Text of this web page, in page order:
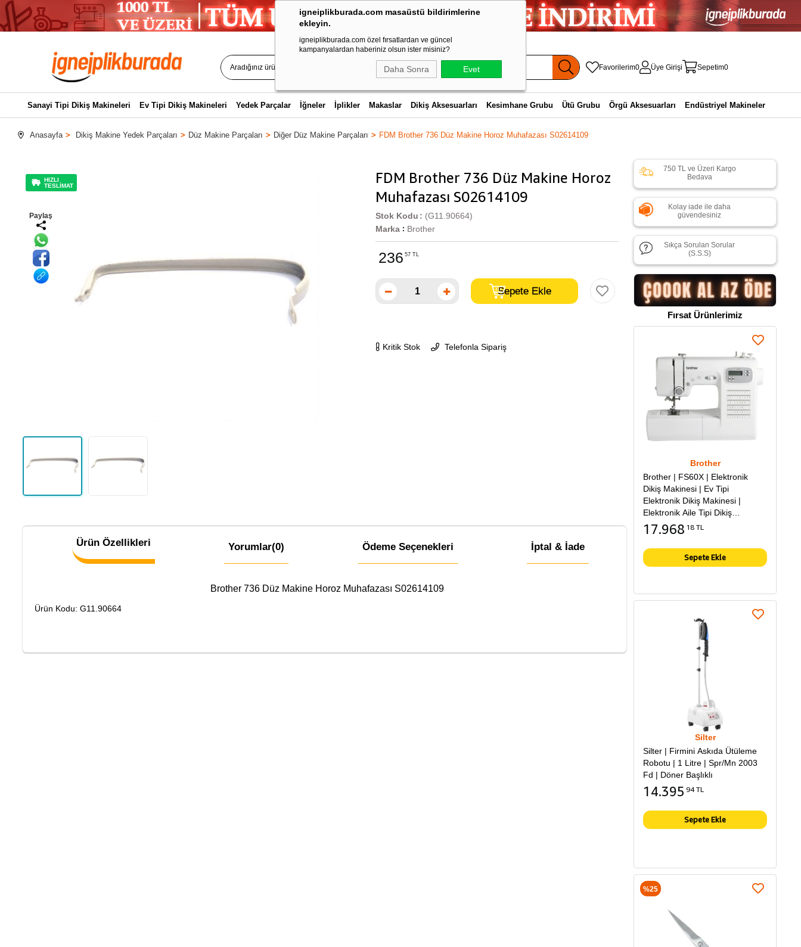
igneiplikburada.com masaüstü bildirimlerine
ekleyin.
igneiplikburada.com özel fırsatlardan ve güncel
kampanyalardan haberiniz olsun ister misiniz?
Daha Sonra Evet Favorilerim0 Üye Girişi Sepetim0
Sanayi Tipi Dikiş Makineleri Ev Tipi Dikiş Makineleri Yedek Parçalar İğneler İplikler Makaslar Dikiş Aksesuarları Kesimhane Grubu Ütü Grubu Örgü Aksesuarları Endüstriyel Makineler
Anasayfa Dikiş Makine Yedek Parçaları Düz Makine Parçaları Diğer Düz Makine Parçaları FDM Brother 736 Düz Makine Horoz Muhafazası S02614109
HIZLI
TESLİMAT
Paylaş
FDM Brother 736 Düz Makine Horoz
Muhafazası S02614109
(G11.90664)
Stok Kodu
Marka : Brother
236 57 TL
Kritik Stok Telefonla Sipariş
Ürün Özellikleri Yorumlar(0) Ödeme Seçenekleri İptal & İade
Brother 736 Düz Makine Horoz Muhafazası S02614109
Ürün Kodu: G11.90664
750 TL ve Üzeri Kargo
Bedava
Kolay iade ile daha
güvendesiniz
Sıkça Sorulan Sorular
(S.S.S)
Fırsat Ürünlerimiz
Brother
Brother | FS60X | Elektronik
Dikiş Makinesi | Ev Tipi
Elektronik Dikiş Makinesi |
Elektronik Aile Tipi Dikiş
Makinesi
17.968 18 TL
Sepete Ekle
Silter
Silter | Firmini Askıda Ütüleme
Robotu | 1 Litre | Spr/Mn 2003
Fd | Döner Başlıklı
14.395 94 TL
Sepete Ekle
%25